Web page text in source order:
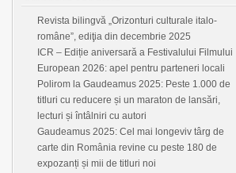
Revista bilingvă „Orizonturi culturale italo-
române”, ediţia din decembrie 2025
ICR – Ediție aniversară a Festivalului Filmului
European 2026: apel pentru parteneri locali
Polirom la Gaudeamus 2025: Peste 1.000 de
titluri cu reducere și un maraton de lansări,
lecturi și întâlniri cu autori
Gaudeamus 2025: Cel mai longeviv târg de
carte din România revine cu peste 180 de
expozanți și mii de titluri noi